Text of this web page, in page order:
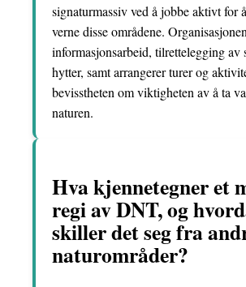
signaturmassiv ved å jobbe aktivt for
verne disse områdene.
informasjonsarbeid, tilrettelegging av
hytter, samt arrangerer turer og
bevisstheten om viktigheten av å ta
naturen.
Hva kjennetegner et
regi av DNT, og
skiller det seg fra
naturområder?